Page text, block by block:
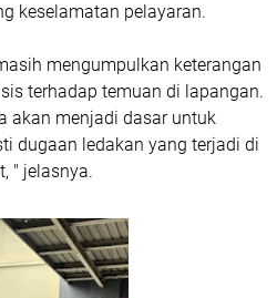
keselamatan pelayaran.
mengumpulkan keterangan
terhadap temuan di lapangan.
akan menjadi dasar untuk
dugaan ledakan yang terjadi di
" jelasnya.